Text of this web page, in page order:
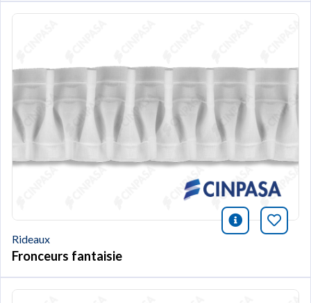
icono
Rideaux
Fronceurs fantaisie